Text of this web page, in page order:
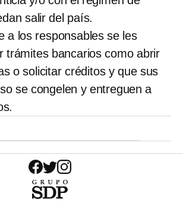
salir del país.
a los responsables se les
trámites bancarios como abrir
o solicitar créditos y que sus
se congelen y entreguen a